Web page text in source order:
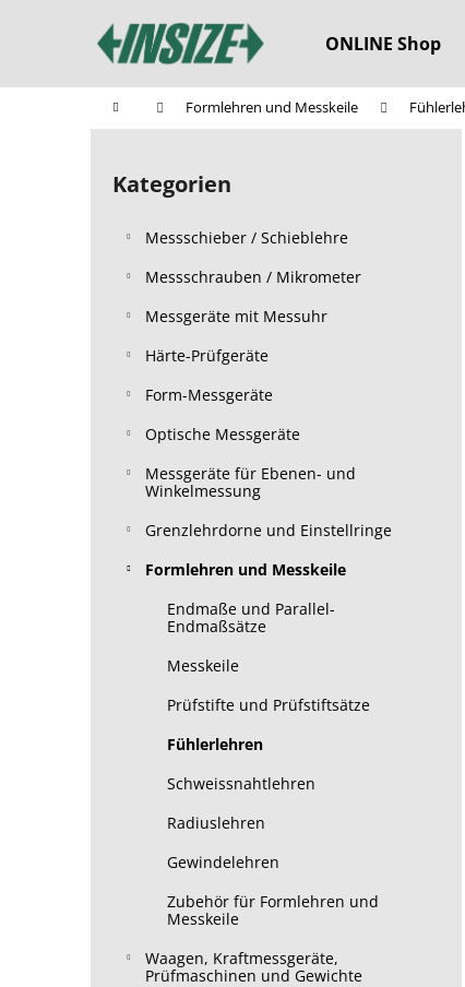
ONLINE Shop
StartseiteFormlehren und Messkeile
S
Kategorien
überspringen
Kategorien
Messschieber / Schieblehre
Messschrauben / Mikrometer
Messgeräte mit Messuhr
Härte-Prüfgeräte
Form-Messgeräte
Optische Messgeräte
Messgeräte für Ebenen- und
Winkelmessung
Grenzlehrdorne und Einstellringe
Formlehren und Messkeile
Endmaße und Parallel-
Endmaßsätze
Messkeile
Prüfstifte und Prüfstiftsätze
Fühlerlehren
Schweissnahtlehren
Radiuslehren
Gewindelehren
Zubehör für Formlehren und
Messkeile
Waagen, Kraftmessgeräte,
Prüfmaschinen und Gewichte
e
Zurück
zum
Zurück
zum